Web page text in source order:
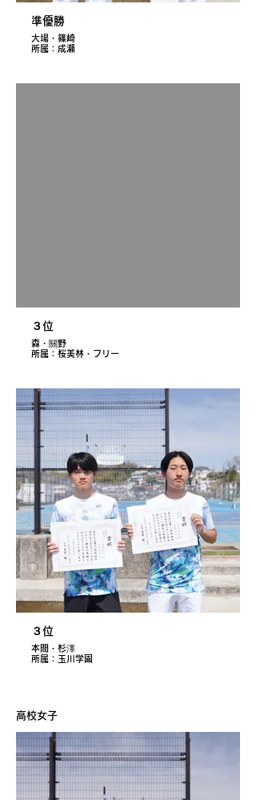
準優勝
大場・篠崎
所属：成瀬
３位
森・關野
所属：桜美林・フリー
３位
本間・杉澤
所属：玉川学園
高校女子